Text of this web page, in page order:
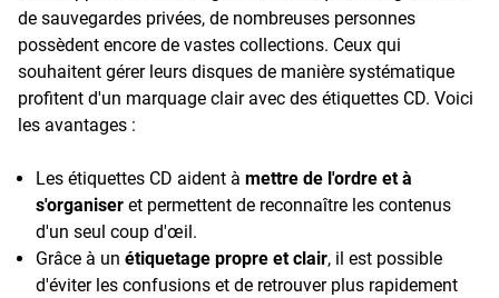
de sauvegardes privées, de nombreuses personnes
possèdent encore de vastes collections. Ceux qui
souhaitent gérer leurs disques de manière systématique
profitent d'un marquage clair avec des étiquettes CD. Voici
les avantages :
Les étiquettes CD aident à mettre de l'ordre et à
s'organiser et permettent de reconnaître les contenus
d'un seul coup d'œil.
Grâce à un étiquetage propre et clair, il est possible
d'éviter les confusions et de retrouver plus rapidement